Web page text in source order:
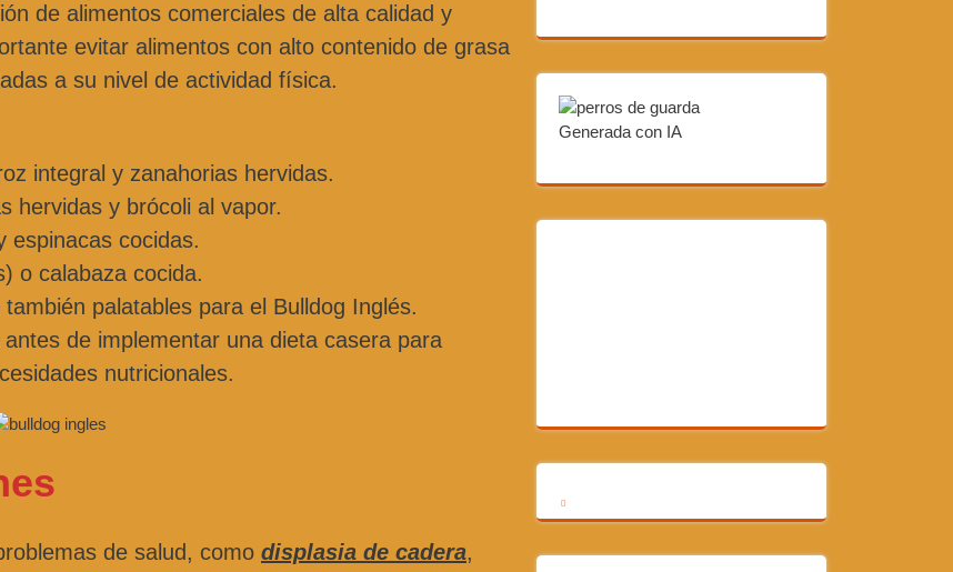
de alimentos comerciales de alta calidad y
evitar alimentos con alto contenido de grasa
a su nivel de actividad física.
integral y zanahorias hervidas.
hervidas y brócoli al vapor.
espinacas cocidas.
o calabaza cocida.
palatables para el Bulldog Inglés.
de implementar una dieta casera para
nutricionales.
de salud, como displasia de cadera,
Generada con IA